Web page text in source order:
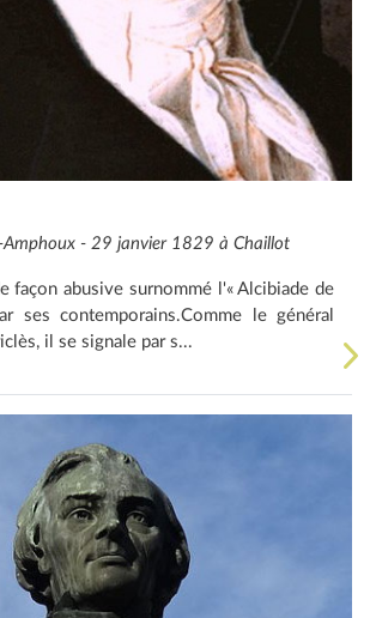
- 29 janvier 1829 à Chaillot
façon abusive surnommé l'« Alcibiade de
ses contemporains.Comme le général
il se signale par s...